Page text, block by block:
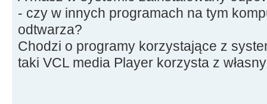
- czy w innych programach na tym
odtwarza?
Chodzi o programy korzystające z
taki VCL media Player korzysta z